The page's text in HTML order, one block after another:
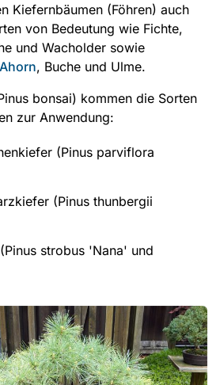
Kiefernbäumen (Föhren) auch
von Bedeutung wie Fichte,
und Wacholder sowie
Ahorn, Buche und Ulme.
bonsai) kommen die Sorten
zur Anwendung:
(Pinus parviflora
(Pinus thunbergii
strobus 'Nana' und